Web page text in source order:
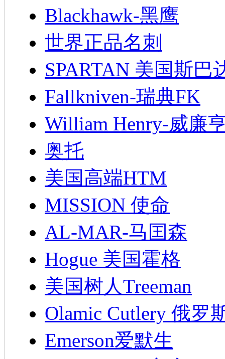
Blackhawk-黑鹰
世界正品名刺
SPARTAN 美国斯巴
Fallkniven-瑞典FK
William Henry-威廉
奥托
美国高端HTM
MISSION 使命
AL-MAR-马囯森
Hogue 美国霍格
美国树人Treeman
Olamic Cutlery 俄罗
Emerson爱默生